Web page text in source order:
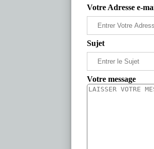
Votre Adresse e-
Sujet
Votre message